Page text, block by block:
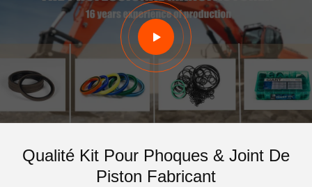
Qualité Kit Pour Phoques & Joint De
Piston Fabricant